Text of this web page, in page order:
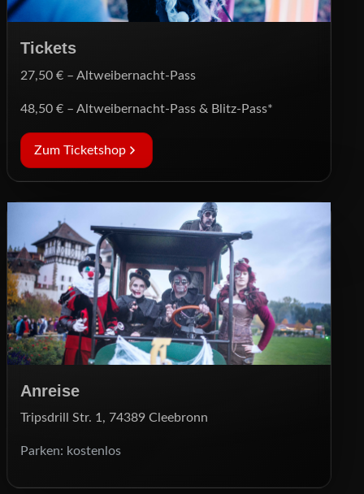
Tickets
27,50 € – Altweibernacht-Pass
48,50 € – Altweibernacht-Pass & Blitz-Pass*
Zum Ticketshop
Anreise
Tripsdrill Str. 1, 74389 Cleebronn
Parken: kostenlos